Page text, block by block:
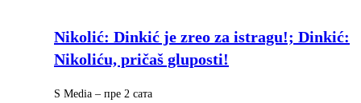
Nikolić: Dinkić je zreo za istragu!; Dinkić:
Nikoliću, pričaš gluposti!
S Media – ‎пре 2 сата‎